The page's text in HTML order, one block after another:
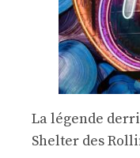
La légende
Shelter des